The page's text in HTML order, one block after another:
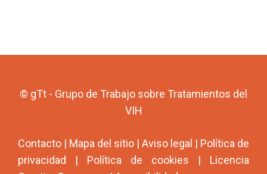
© gTt - Grupo de Trabajo sobre Tratamientos del
VIH
Contacto | Mapa del sitio | Aviso legal | Política de
privacidad | Política de cookies | Licencia